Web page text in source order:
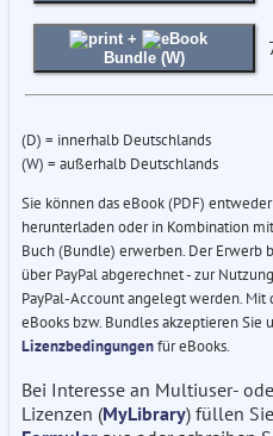
+
Bundle (W)
(D) = innerhalb Deutschlands
(W) = außerhalb Deutschlands
Sie können das eBook (PDF)
herunterladen oder in Kombination
Buch (Bundle) erwerben. Der Erwerb
über PayPal abgerechnet - zur
PayPal-Account angelegt werden. Mit
eBooks bzw. Bundles akzeptieren Sie
Lizenzbedingungenfür eBooks.
Bei Interesse an Multiuser-
Lizenzen (MyLibrary) füllen